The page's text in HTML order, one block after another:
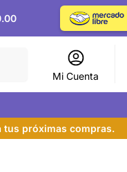
Mi Cuenta
tus próximas compras.